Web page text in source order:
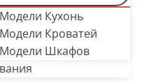
Кухонь
Кроватей
Шкафов